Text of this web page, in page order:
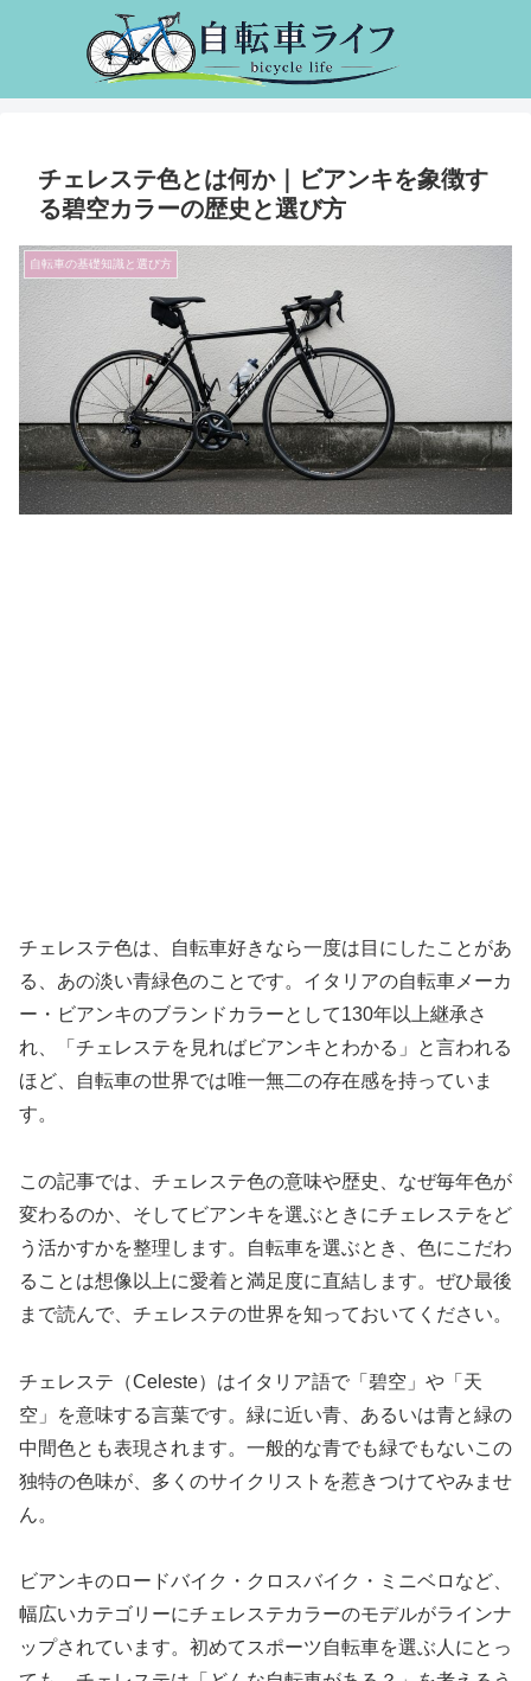
チェレステ色とは何か｜ビアンキを象徴す
る碧空カラーの歴史と選び方
自転車の基礎知識と選び方
チェレステ色は、自転車好きなら一度は目にしたことがあ
る、あの淡い青緑色のことです。イタリアの自転車メーカ
ー・ビアンキのブランドカラーとして130年以上継承さ
れ、「チェレステを見ればビアンキとわかる」と言われる
ほど、自転車の世界では唯一無二の存在感を持っていま
す。
この記事では、チェレステ色の意味や歴史、なぜ毎年色が
変わるのか、そしてビアンキを選ぶときにチェレステをど
う活かすかを整理します。自転車を選ぶとき、色にこだわ
ることは想像以上に愛着と満足度に直結します。ぜひ最後
まで読んで、チェレステの世界を知っておいてください。
チェレステ（Celeste）はイタリア語で「碧空」や「天
空」を意味する言葉です。緑に近い青、あるいは青と緑の
中間色とも表現されます。一般的な青でも緑でもないこの
独特の色味が、多くのサイクリストを惹きつけてやみませ
ん。
ビアンキのロードバイク・クロスバイク・ミニベロなど、
幅広いカテゴリーにチェレステカラーのモデルがラインナ
ップされています。初めてスポーツ自転車を選ぶ人にとっ